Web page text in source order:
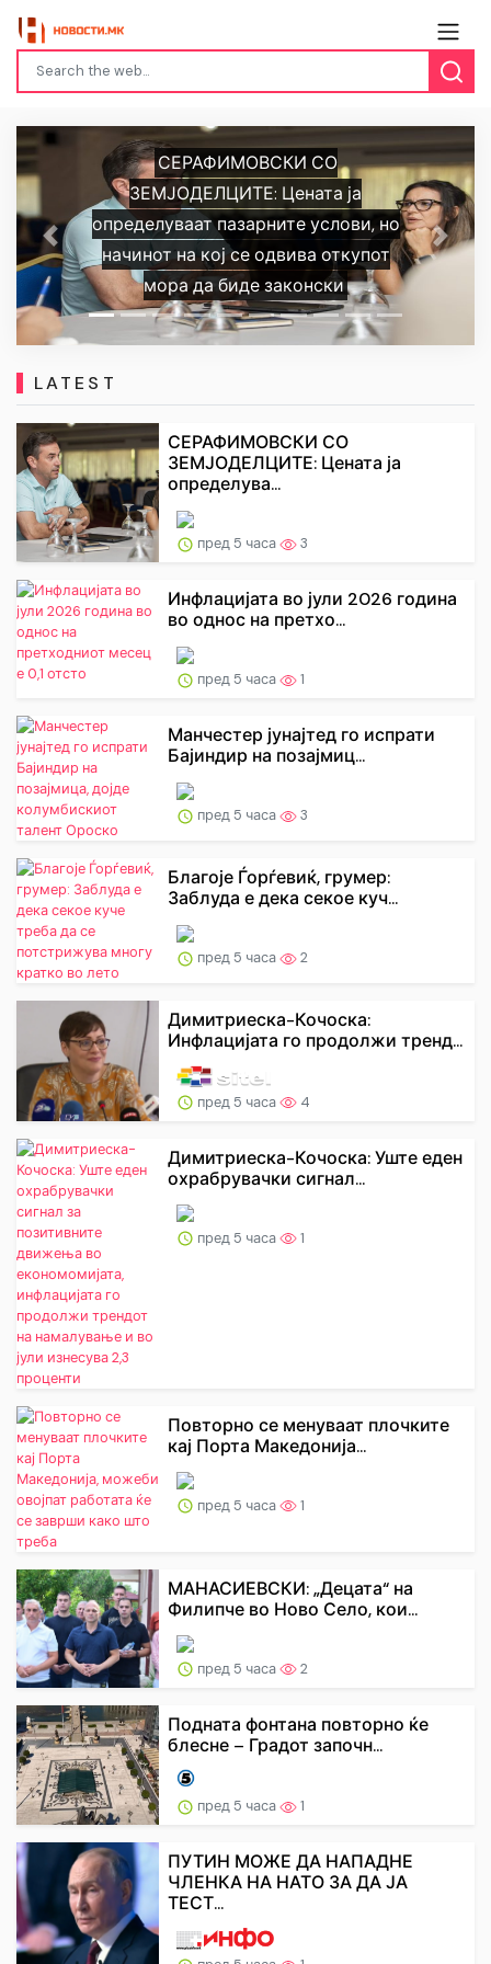
СЕРАФИМОВСКИ СО
ЗЕМЈОДЕЛЦИТЕ: Цената ја
определуваат пазарните услови, но
начинот на кој се одвива откупот
мора да биде законски
Previous Next
LATEST
СЕРАФИМОВСКИ СО
ЗЕМЈОДЕЛЦИТЕ: Цената ја
определува...
пред 5 часа 3
Инфлацијата во јули 2026 година
во однос на претхо...
пред 5 часа 1
Манчестер јунајтед го испрати
Бајиндир на позајмиц...
пред 5 часа 3
Благоје Ѓорѓевиќ, грумер:
Заблуда е дека секое куч...
пред 5 часа 2
Димитриеска-Кочоска:
Инфлацијата го продолжи тренд...
пред 5 часа 4
Димитриеска-Кочоска: Уште еден
охрабрувачки сигнал...
пред 5 часа 1
Повторно се менуваат плочките
кај Порта Македонија...
пред 5 часа 1
МАНАСИЕВСКИ: „Децата“ на
Филипче во Ново Село, кои...
пред 5 часа 2
Подната фонтана повторно ќе
блесне – Градот започн...
пред 5 часа 1
ПУТИН МОЖЕ ДА НАПАДНЕ
ЧЛЕНКА НА НАТО ЗА ДА ЈА
ТЕСТ...